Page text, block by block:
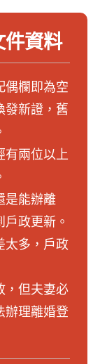
件資料
偶欄即為空
發新證，舊
有兩位以上
是能辦離
政更新。
太多，戶政
，但夫妻必
辦理離婚登